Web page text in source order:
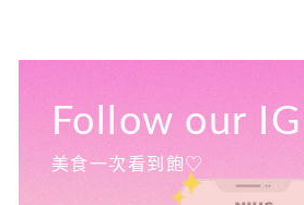
Follow our IG
美食一次看到飽♡